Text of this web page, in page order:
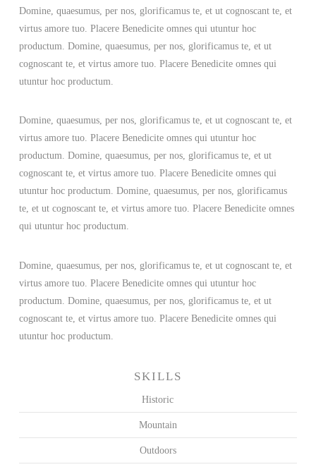
Domine, quaesumus, per nos, glorificamus te, et ut cognoscant te, et
virtus amore tuo. Placere Benedicite omnes qui utuntur hoc
productum. Domine, quaesumus, per nos, glorificamus te, et ut
cognoscant te, et virtus amore tuo. Placere Benedicite omnes qui
utuntur hoc productum.
Domine, quaesumus, per nos, glorificamus te, et ut cognoscant te, et
virtus amore tuo. Placere Benedicite omnes qui utuntur hoc
productum. Domine, quaesumus, per nos, glorificamus te, et ut
cognoscant te, et virtus amore tuo. Placere Benedicite omnes qui
utuntur hoc productum. Domine, quaesumus, per nos, glorificamus
te, et ut cognoscant te, et virtus amore tuo. Placere Benedicite omnes
qui utuntur hoc productum.
Domine, quaesumus, per nos, glorificamus te, et ut cognoscant te, et
virtus amore tuo. Placere Benedicite omnes qui utuntur hoc
productum. Domine, quaesumus, per nos, glorificamus te, et ut
cognoscant te, et virtus amore tuo. Placere Benedicite omnes qui
utuntur hoc productum.
SKILLS
Historic
Mountain
Outdoors